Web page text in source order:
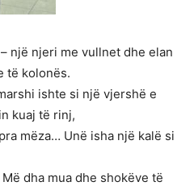
një njeri me vullnet dhe elan
të kolonës.
ishte si një vjershë e
kuaj të rinj,
mëza… Unë isha një kalë si
dha mua dhe shokëve të